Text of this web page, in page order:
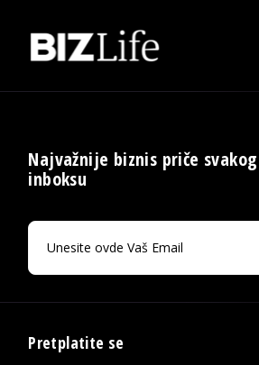
Najvažnije biznis priče
inboksu
Pretplatite se